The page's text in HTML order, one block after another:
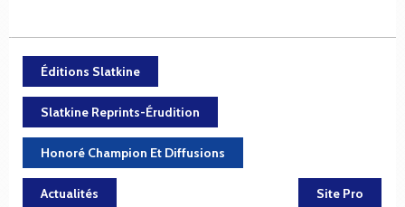
Éditions Slatkine
Slatkine Reprints-Érudition
Honoré Champion Et Diffusions
Actualités Site Pro